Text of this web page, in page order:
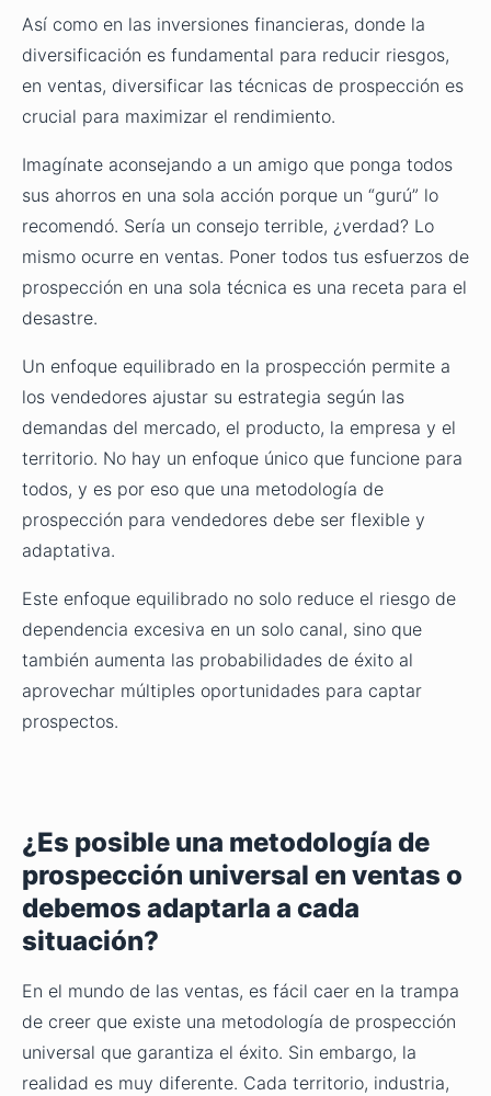
Así como en las inversiones financieras, donde la
diversificación es fundamental para reducir riesgos,
en ventas, diversificar las técnicas de prospección es
crucial para maximizar el rendimiento.
Imagínate aconsejando a un amigo que ponga todos
sus ahorros en una sola acción porque un “gurú” lo
recomendó. Sería un consejo terrible, ¿verdad? Lo
mismo ocurre en ventas. Poner todos tus esfuerzos de
prospección en una sola técnica es una receta para el
desastre.
Un enfoque equilibrado en la prospección permite a
los vendedores ajustar su estrategia según las
demandas del mercado, el producto, la empresa y el
territorio. No hay un enfoque único que funcione para
todos, y es por eso que una metodología de
prospección para vendedores debe ser flexible y
adaptativa.
Este enfoque equilibrado no solo reduce el riesgo de
dependencia excesiva en un solo canal, sino que
también aumenta las probabilidades de éxito al
aprovechar múltiples oportunidades para captar
prospectos.
¿Es posible una metodología de
prospección universal en ventas o
debemos adaptarla a cada
situación?
En el mundo de las ventas, es fácil caer en la trampa
de creer que existe una metodología de prospección
universal que garantiza el éxito. Sin embargo, la
realidad es muy diferente. Cada territorio, industria,